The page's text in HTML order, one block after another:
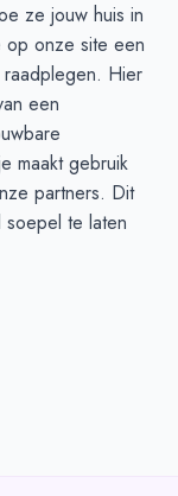
ze jouw huis in
op onze site een
Hier
een
maakt gebruik
partners. Dit
te laten